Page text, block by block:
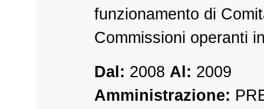
funzionamento di
Commissioni operanti
Dal: 2008 Al: 2009
Amministrazione: